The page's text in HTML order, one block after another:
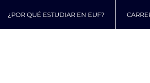
¿POR QUÉ ESTUDIAR EN EUF?